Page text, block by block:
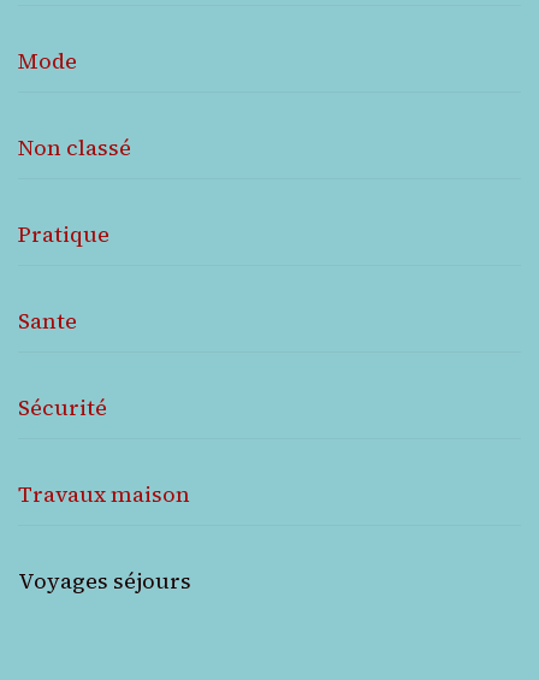
Mode
Non classé
Pratique
Sante
Sécurité
Travaux maison
Voyages séjours